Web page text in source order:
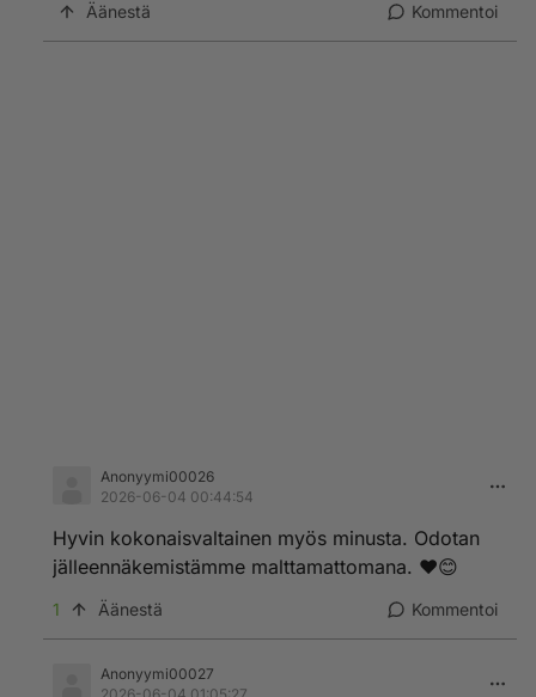
Äänestä Kommentoi
Anonyymi00026
2026-06-04 00:44:54
Hyvin kokonaisvaltainen myös minusta. Odotan
jälleennäkemistämme malttamattomana. ❤️😊
1 Äänestä Kommentoi
Anonyymi00027